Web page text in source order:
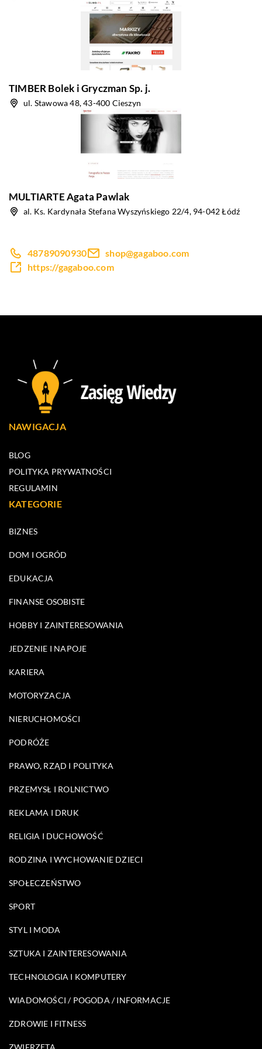
TIMBER Bolek i Gryczman Sp. j.
ul. Stawowa 48, 43-400 Cieszyn
MULTIARTE Agata Pawlak
al. Ks. Kardynała Stefana Wyszyńskiego 22/4, 94-042 Łódź
48789090930
shop@gagaboo.com
https://gagaboo.com
NAWIGACJA
BLOG
POLITYKA PRYWATNOŚCI
REGULAMIN
KATEGORIE
BIZNES
DOM I OGRÓD
EDUKACJA
FINANSE OSOBISTE
HOBBY I ZAINTERESOWANIA
JEDZENIE I NAPOJE
KARIERA
MOTORYZACJA
NIERUCHOMOŚCI
PODRÓŻE
PRAWO, RZĄD I POLITYKA
PRZEMYSŁ I ROLNICTWO
REKLAMA I DRUK
RELIGIA I DUCHOWOŚĆ
RODZINA I WYCHOWANIE DZIECI
SPOŁECZEŃSTWO
SPORT
STYL I MODA
SZTUKA I ZAINTERESOWANIA
TECHNOLOGIA I KOMPUTERY
WIADOMOŚCI / POGODA / INFORMACJE
ZDROWIE I FITNESS
ZWIERZĘTA